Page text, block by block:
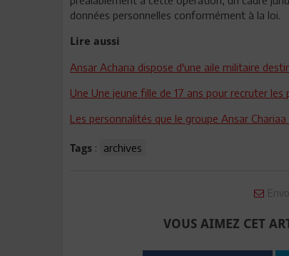
données personnelles conformément à la loi.
Lire aussi
Ansar Acharia dispose d'une aile militaire
Une Une jeune fille de 17 ans pour recruter
Les personnalités que le groupe Ansar
Tags : archives
VOUS AIMEZ CET